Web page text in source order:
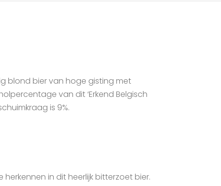
blond bier van hoge gisting met
van dit ‘Erkend Belgisch
is 9%.
herkennen in dit heerlijk bitterzoet bier.